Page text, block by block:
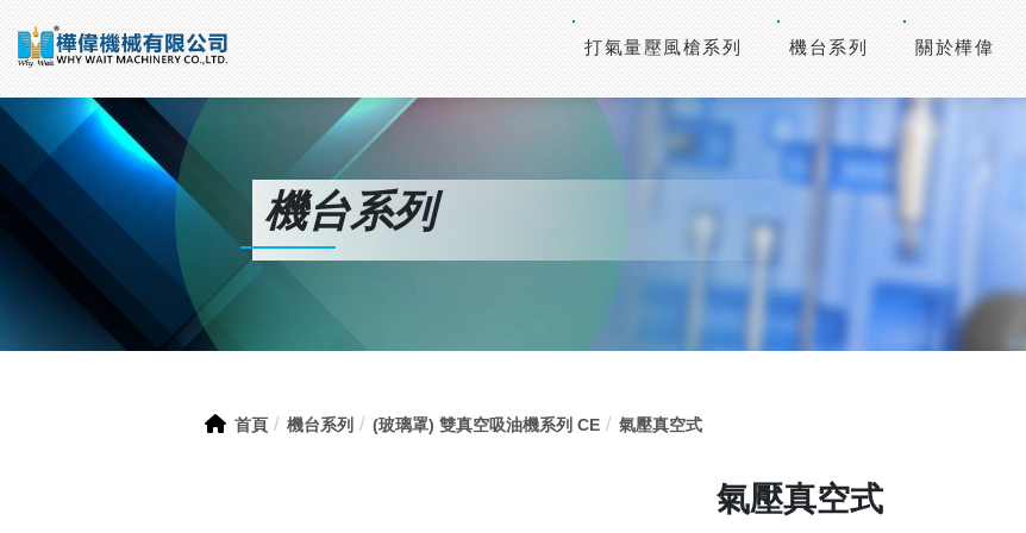
打氣量壓風槍系列 機台系列 關於樺偉
機台系列
首頁 機台系列 (玻璃罩) 雙真空吸油機系列 CE 氣壓真空式
氣壓真空式